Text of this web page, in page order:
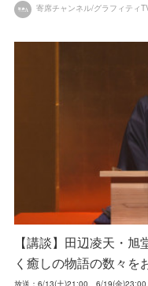
寄席チャンネル/グラフィティ
【講談】田辺凌天・
く癒しの物語の数々を
放送：6/13(土)21:00、6/19(金